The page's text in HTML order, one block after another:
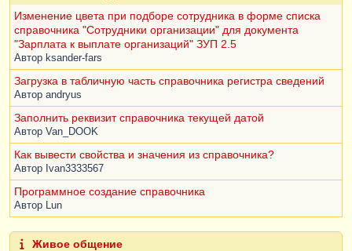
Изменение цвета при подборе сотрудника в форме списка
справочника "Сотрудники организации" для документа
"Зарплата к выплате организаций" ЗУП 2.5
Автор ksander-fars
Загрузка в табличную часть справочника регистра сведений
Автор andryus
Заполнить реквизит справочника текущей датой
Автор Van_DOOK
Как вывести свойства и значения из справочника?
Автор Ivan3333567
Программное создание справочника
Автор Lun
Живое общение